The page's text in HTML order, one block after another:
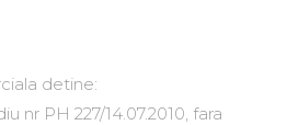
detine:
nr PH 227/14.07.2010, fara